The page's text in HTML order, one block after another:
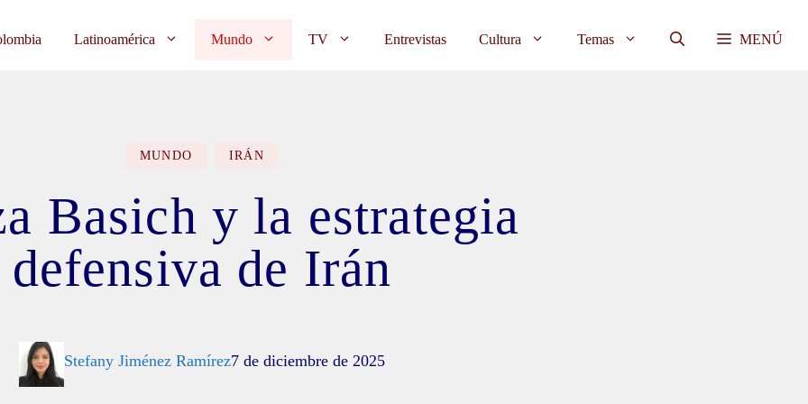
Latinoamérica Mundo TV Entrevistas Cultura Temas MENÚ
MUNDO IRÁN
Basich y la estrategia
defensiva de Irán
Stefany Jiménez Ramírez7 de diciembre de 2025